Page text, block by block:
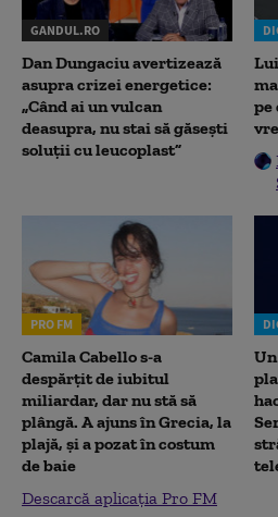
GANDUL.RO
Dan Dungaciu avertizează
asupra crizei energetice:
„Când ai un vulcan
deasupra, nu stai să găsești
soluții cu leucoplast”
pe
PRO FM
Camila Cabello s-a
despărțit de iubitul
miliardar, dar nu stă să
plângă. A ajuns în Grecia, la
plajă, și a pozat în costum
de baie
Descarcă aplicația Pro FM